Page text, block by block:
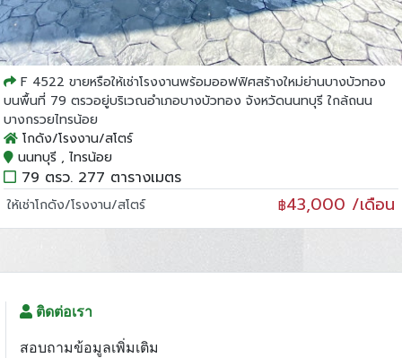
F 4522 ขายหรือให้เช่าโรงงานพร้อมออฟฟิศสร้างใหม่ย่านบางบัวทอง
บนพื้นที่ 79 ตรวอยู่บริเวณอำเภอบางบัวทอง จังหวัดนนทบุรี ใกล้ถนน
บางกรวยไทรน้อย
โกดัง/โรงงาน/สโตร์
นนทบุรี , ไทรน้อย
79 ตรว. 277 ตารางเมตร
ให้เช่าโกดัง/โรงงาน/สโตร์ ฿43,000 /เดือน
ติดต่อเรา
สอบถามข้อมูลเพิ่มเติม